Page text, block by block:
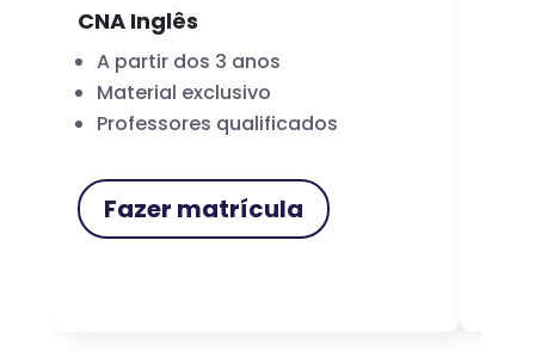
CNA Inglês
A partir dos 3 anos
Material exclusivo
Professores qualificados
Fazer matrícula